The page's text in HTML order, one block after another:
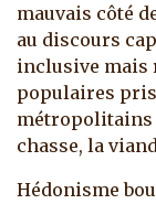
mauvais côté
au discours
inclusive mais
populaires
métropolitains
chasse, la
Hédonisme